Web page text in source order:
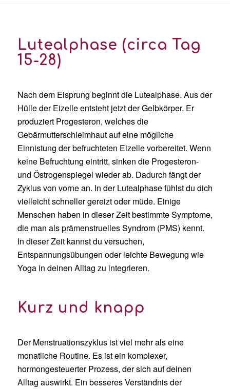
Lutealphase (circa Tag
15-28)
Nach dem Eisprung beginnt die Lutealphase. Aus der
Hülle der Eizelle entsteht jetzt der Gelbkörper. Er
produziert Progesteron, welches die
Gebärmutterschleimhaut auf eine mögliche
Einnistung der befruchteten Eizelle vorbereitet. Wenn
keine Befruchtung eintritt, sinken die Progesteron-
und Östrogenspiegel wieder ab. Dadurch fängt der
Zyklus von vorne an. In derLutealphasefühlst du dich
vielleichtschneller gereizt odermüde. Einige
Menschen haben in dieser Zeit bestimmte Symptome,
die man als prämenstruelles Syndrom (PMS) kennt.
In dieser Zeit kannst du versuchen,
Entspannungsübungen oder leichte Bewegung wie
Yoga in deinen Alltag zu integrieren.
Kurz und knapp
Der Menstruationszyklus ist viel mehr als eine
monatliche Routine. Es ist ein komplexer,
hormongesteuerter Prozess, der sich auf deinen
Alltag auswirkt. Ein besseres Verständnis der